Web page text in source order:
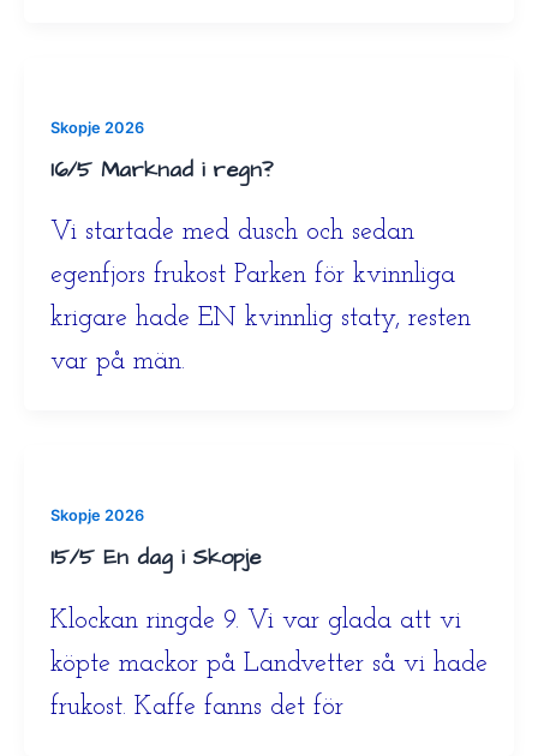
Skopje 2026
16/5 Marknad i regn?
Vi startade med dusch och sedan
egenfjors frukost Parken för kvinnliga
krigare hade EN kvinnlig staty, resten
var på män.
Skopje 2026
15/5 En dag i Skopje
Klockan ringde 9. Vi var glada att vi
köpte mackor på Landvetter så vi hade
frukost. Kaffe fanns det för